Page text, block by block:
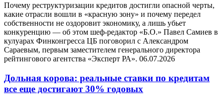
Почему реструктуризации кредитов достигли опасной черты,
какие отрасли вошли в «красную зону» и почему передел
собственности не оздоровит экономику, а лишь убьет
конкуренцию — об этом шеф-редактор «Б.О.» Павел Самиев в
кулуарах Финконгресса ЦБ поговорил с Александром
Сараевым, первым заместителем генерального директора
рейтингового агентства «Эксперт РА». 06.07.2026
Дольная корова: реальные ставки по кредитам
все еще достигают 30% годовых